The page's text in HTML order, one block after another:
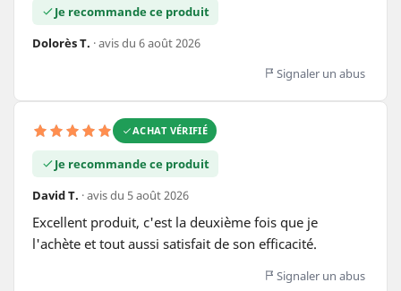
Je recommande ce produit
Dolorès T. · avis du 6 août 2026
Signaler un abus
ACHAT VÉRIFIÉ
Je recommande ce produit
David T. · avis du 5 août 2026
Excellent produit, c'est la deuxième fois que je
l'achète et tout aussi satisfait de son efficacité.
Signaler un abus